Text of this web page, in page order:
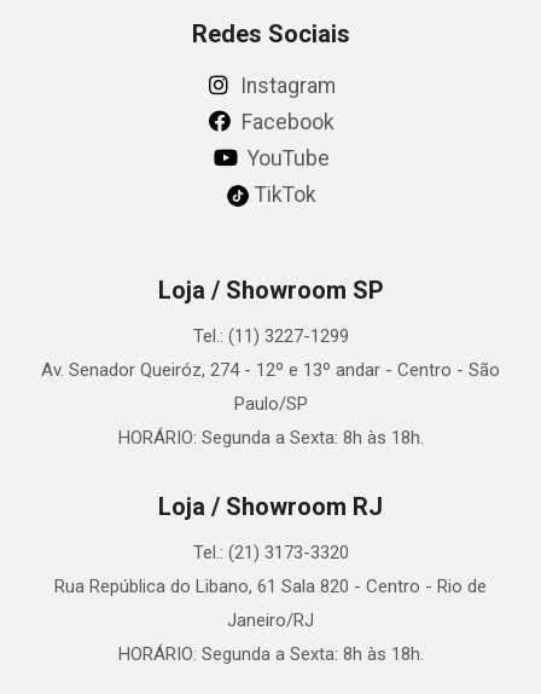
Redes Sociais
Instagram
Facebook
YouTube
TikTok
Loja / Showroom SP
Tel.: (11) 3227-1299
Av. Senador Queiróz, 274 - 12º e 13º andar - Centro - São
Paulo/SP
HORÁRIO: Segunda a Sexta: 8h às 18h.
Loja / Showroom RJ
Tel.: (21) 3173-3320
Rua República do Libano, 61 Sala 820 - Centro - Rio de
Janeiro/RJ
HORÁRIO: Segunda a Sexta: 8h às 18h.